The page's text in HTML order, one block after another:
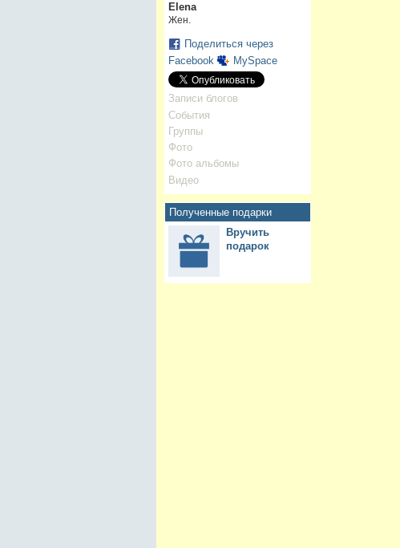
Elena
Жен.
Поделиться через
Facebook
MySpace
Записи блогов
События
Группы
Фото
Фото альбомы
Видео
Полученные подарки
Вручить
подарок